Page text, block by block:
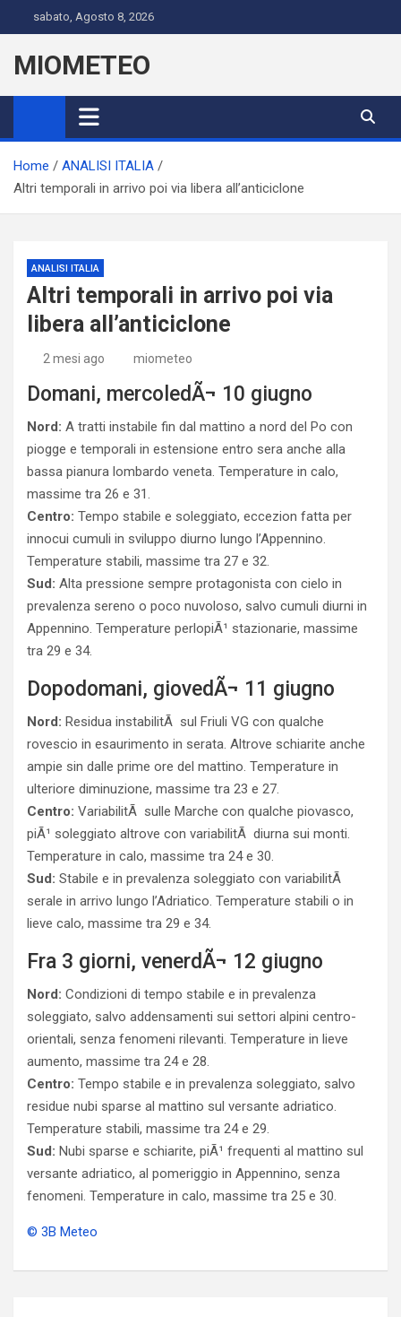
to
content
sabato, Agosto 8, 2026
MIOMETEO
Home
ANALISI ITALIA
Altri temporali in arrivo poi via libera all’anticiclone
ANALISI ITALIA
Altri temporali in arrivo poi via
libera all’anticiclone
2 mesi ago miometeo
Domani, mercoledÃ¬ 10 giugno
Nord: A tratti instabile fin dal mattino a nord del Po con
piogge e temporali in estensione entro sera anche alla
bassa pianura lombardo veneta. Temperature in calo,
massime tra 26 e 31.
Centro: Tempo stabile e soleggiato, eccezion fatta per
innocui cumuli in sviluppo diurno lungo l’Appennino.
Temperature stabili, massime tra 27 e 32.
Sud: Alta pressione sempre protagonista con cielo in
prevalenza sereno o poco nuvoloso, salvo cumuli diurni in
Appennino. Temperature perlopiÃ¹ stazionarie, massime
tra 29 e 34.
Dopodomani, giovedÃ¬ 11 giugno
Nord: Residua instabilitÃ sul Friuli VG con qualche
rovescio in esaurimento in serata. Altrove schiarite anche
ampie sin dalle prime ore del mattino. Temperature in
ulteriore diminuzione, massime tra 23 e 27.
Centro: VariabilitÃ sulle Marche con qualche piovasco,
piÃ¹ soleggiato altrove con variabilitÃ diurna sui monti.
Temperature in calo, massime tra 24 e 30.
Sud: Stabile e in prevalenza soleggiato con variabilitÃ
serale in arrivo lungo l’Adriatico. Temperature stabili o in
lieve calo, massime tra 29 e 34.
Fra 3 giorni, venerdÃ¬ 12 giugno
Nord: Condizioni di tempo stabile e in prevalenza
soleggiato, salvo addensamenti sui settori alpini centro-
orientali, senza fenomeni rilevanti. Temperature in lieve
aumento, massime tra 24 e 28.
Centro: Tempo stabile e in prevalenza soleggiato, salvo
residue nubi sparse al mattino sul versante adriatico.
Temperature stabili, massime tra 24 e 29.
Sud: Nubi sparse e schiarite, piÃ¹ frequenti al mattino sul
versante adriatico, al pomeriggio in Appennino, senza
fenomeni. Temperature in calo, massime tra 25 e 30.
© 3B Meteo